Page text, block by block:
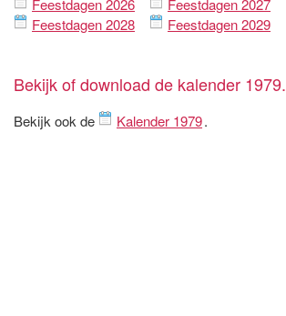
Feestdagen 2026
Feestdagen 2027
Feestdagen 2028
Feestdagen 2029
Bekijk of download de kalender 1979.
Bekijk ook de Kalender 1979.